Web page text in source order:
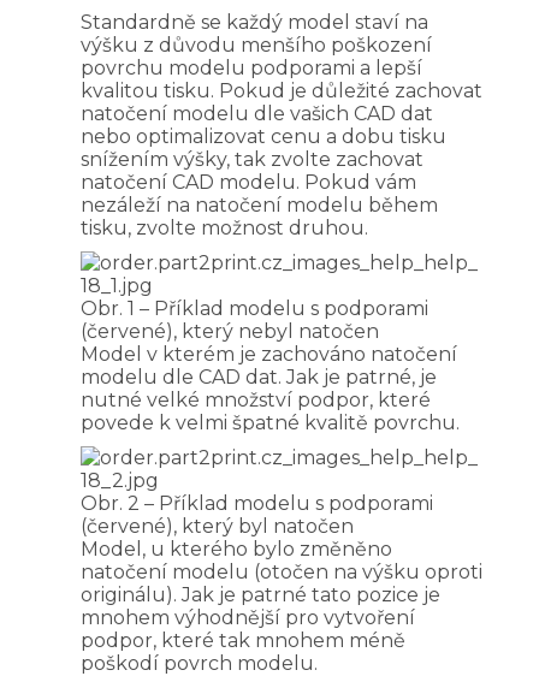
Standardně se každý model staví na
výšku z důvodu menšího poškození
povrchu modelu podporami a lepší
kvalitou tisku. Pokud je důležité zachovat
natočení modelu dle vašich CAD dat
nebo optimalizovat cenu a dobu tisku
snížením výšky, tak zvolte zachovat
natočení CAD modelu. Pokud vám
nezáleží na natočení modelu během
tisku, zvolte možnost druhou.
Obr. 1 – Příklad modelu s podporami
(červené), který nebyl natočen
Model v kterém je zachováno natočení
modelu dle CAD dat. Jak je patrné, je
nutné velké množství podpor, které
povede k velmi špatné kvalitě povrchu.
Obr. 2 – Příklad modelu s podporami
(červené), který byl natočen
Model, u kterého bylo změněno
natočení modelu (otočen na výšku oproti
originálu). Jak je patrné tato pozice je
mnohem výhodnější pro vytvoření
podpor, které tak mnohem méně
poškodí povrch modelu.